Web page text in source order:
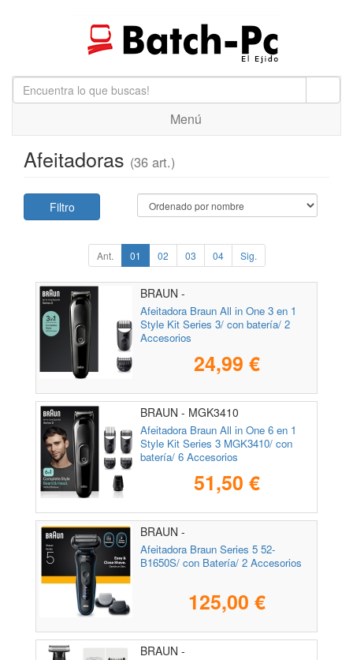
Menú
Afeitadoras (36 art.)
Filtro
Ant. 01 02 03 04 Sig.
BRAUN -
Afeitadora Braun All in One 3 en 1
Style Kit Series 3/ con batería/ 2
Accesorios
24,99 €
BRAUN - MGK3410
Afeitadora Braun All in One 6 en 1
Style Kit Series 3 MGK3410/ con
batería/ 6 Accesorios
51,50 €
BRAUN -
Afeitadora Braun Series 5 52-
B1650S/ con Batería/ 2 Accesorios
125,00 €
BRAUN -